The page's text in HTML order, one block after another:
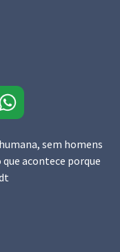
sem homens
acontece porque